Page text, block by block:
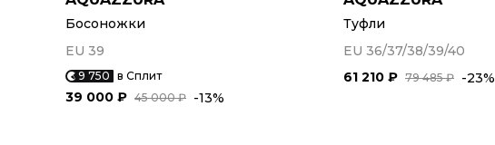
Босоножки
EU 39
9 750 в Сплит
45 000 ₽
39 000 ₽ -13%
Туфли
EU 36/37/38/39/40
79 485 ₽
61 210 ₽ -23%